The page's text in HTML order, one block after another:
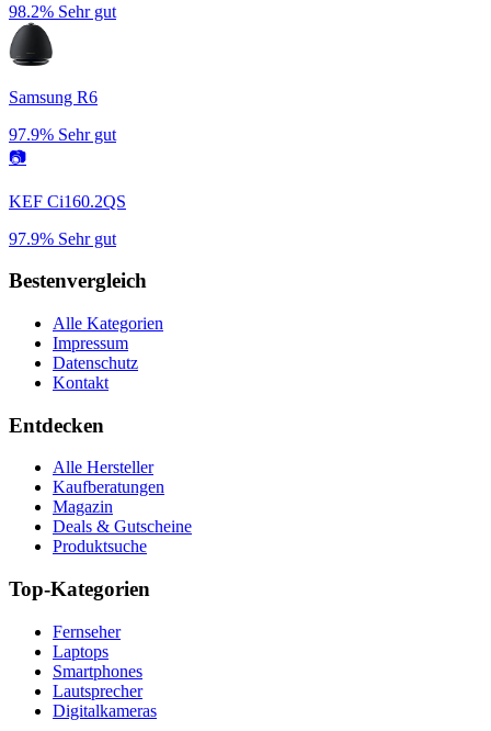
98.2% Sehr gut
Samsung R6
97.9% Sehr gut
📷
KEF Ci160.2QS
97.9% Sehr gut
Bestenvergleich
Alle Kategorien
Impressum
Datenschutz
Kontakt
Entdecken
Alle Hersteller
Kaufberatungen
Magazin
Deals & Gutscheine
Produktsuche
Top-Kategorien
Fernseher
Laptops
Smartphones
Lautsprecher
Digitalkameras